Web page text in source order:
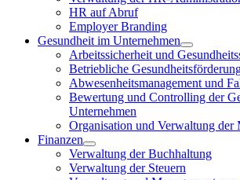
HR auf Abruf
Employer Branding
Gesundheit im Unternehmen
Arbeitssicherheit und
Betriebliche
Abwesenheitsmanagement und
Bewertung und Controlling der
Unternehmen
Organisation und Verwaltung der
Finanzen
Verwaltung der Buchhaltung
Verwaltung der Steuern